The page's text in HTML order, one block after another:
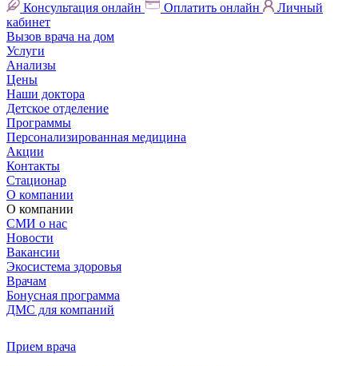
Консультация онлайн Оплатить онлайн
Личный
кабинет
Вызов врача на дом
Услуги
Анализы
Цены
Наши доктора
Детское отделение
Программы
Персонализированная медицина
Акции
Контакты
Стационар
О компании
О компании
СМИ о нас
Новости
Вакансии
Экосистема здоровья
Врачам
Бонусная программа
ДМС для компаний
Прием врача